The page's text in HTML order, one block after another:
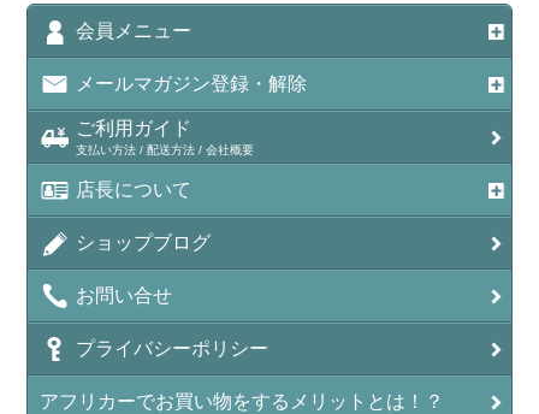
会員メニュー
メールマガジン登録・解除
ご利用ガイド
支払い方法 / 配送方法 / 会社概要
店長について
ショップブログ
お問い合せ
プライバシーポリシー
アフリカーでお買い物をするメリットとは！？